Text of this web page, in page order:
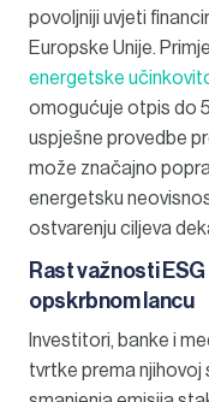
povoljniji uvjeti
Europske Unije.
energetske
omogućuje otpis do
uspješne provedbe
može značajno
energetsku
ostvarenju ciljeva
Rast važnosti
opskrbnom lancu
Investitori, banke i
tvrtke prema